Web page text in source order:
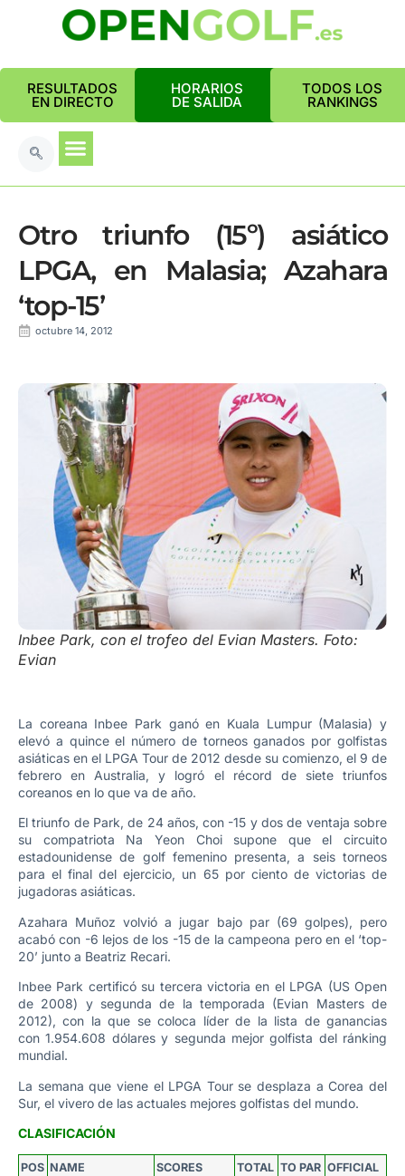
RESULTADOS
EN DIRECTO
HORARIOS
DE SALIDA
TODOS LOS
RANKINGS
Otro triunfo (15º) asiático
LPGA, en Malasia; Azahara
‘top-15’
octubre 14, 2012
Inbee Park, con el trofeo del Evian Masters. Foto:
Evian
La coreana Inbee Park ganó en Kuala Lumpur (Malasia) y
elevó a quince el número de torneos ganados por golfistas
asiáticas en el LPGA Tour de 2012 desde su comienzo, el 9 de
febrero en Australia, y logró el récord de siete triunfos
coreanos en lo que va de año.
El triunfo de Park, de 24 años, con -15 y dos de ventaja sobre
su compatriota Na Yeon Choi supone que el circuito
estadounidense de golf femenino presenta, a seis torneos
para el final del ejercicio, un 65 por ciento de victorias de
jugadoras asiáticas.
Azahara Muñoz volvió a jugar bajo par (69 golpes), pero
acabó con -6 lejos de los -15 de la campeona pero en el ‘top-
20’ junto a Beatriz Recari.
Inbee Park certificó su tercera victoria en el LPGA (US Open
de 2008) y segunda de la temporada (Evian Masters de
2012), con la que se coloca líder de la lista de ganancias
con 1.954.608 dólares y segunda mejor golfista del ránking
mundial.
La semana que viene el LPGA Tour se desplaza a Corea del
Sur, el vivero de las actuales mejores golfistas del mundo.
CLASIFICACIÓN
POS NAME SCORES TOTAL TO PAR OFFICIAL